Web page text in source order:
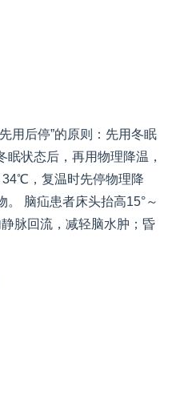
用后停”的原则：先用冬眠
眠状态后，再用物理降温，
，复温时先停物理降
。 脑疝患者床头抬高15°～
脉回流，减轻脑水肿；昏